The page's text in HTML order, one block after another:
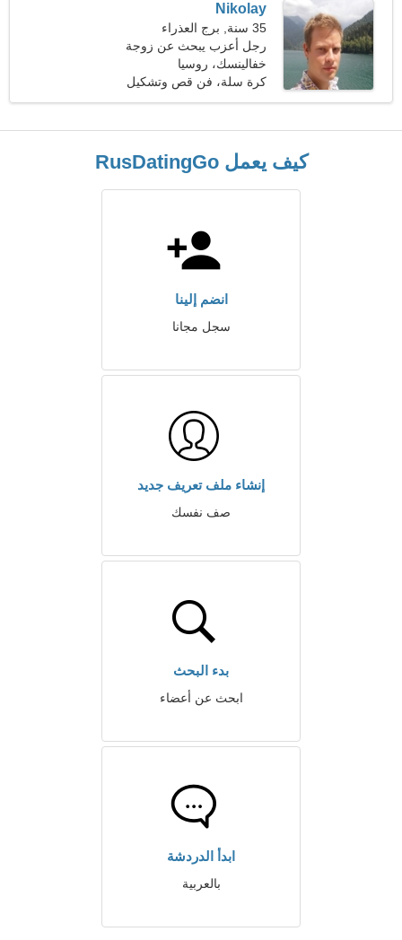
Nikolay
35 سنة, برج العذراء
رجل أعزب يبحث عن زوجة
27-32
خفالينسك، روسيا
كرة سلة، فن قص وتشكيل
الورق
كيف يعمل RusDatingGo
انضم إلينا
سجل مجانا
إنشاء ملف تعريف جديد
صف نفسك
بدء البحث
ابحث عن أعضاء
ابدأ الدردشة
بالعربية